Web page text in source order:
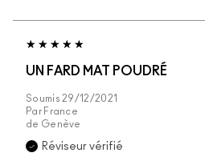
UN FARD MAT POUDRÉ
Soumis 29/12/2021
Par France
de Genève
Réviseur vérifié